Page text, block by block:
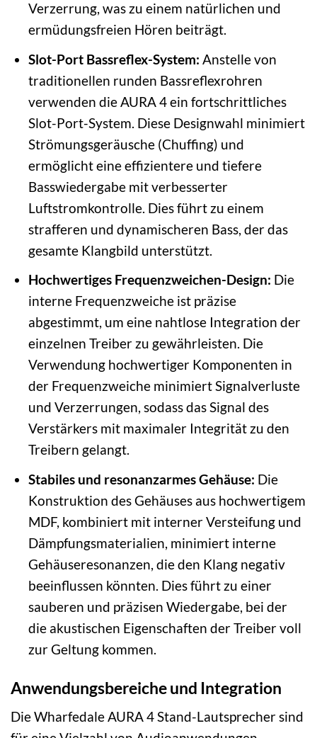
Verzerrung, was zu einem natürlichen und
ermüdungsfreien Hören beiträgt.
Slot-Port Bassreflex-System: Anstelle von
traditionellen runden Bassreflexrohren
verwenden die AURA 4 ein fortschrittliches
Slot-Port-System. Diese Designwahl minimiert
Strömungsgeräusche (Chuffing) und
ermöglicht eine effizientere und tiefere
Basswiedergabe mit verbesserter
Luftstromkontrolle. Dies führt zu einem
strafferen und dynamischeren Bass, der das
gesamte Klangbild unterstützt.
Hochwertiges Frequenzweichen-Design: Die
interne Frequenzweiche ist präzise
abgestimmt, um eine nahtlose Integration der
einzelnen Treiber zu gewährleisten. Die
Verwendung hochwertiger Komponenten in
der Frequenzweiche minimiert Signalverluste
und Verzerrungen, sodass das Signal des
Verstärkers mit maximaler Integrität zu den
Treibern gelangt.
Stabiles und resonanzarmes Gehäuse: Die
Konstruktion des Gehäuses aus hochwertigem
MDF, kombiniert mit interner Versteifung und
Dämpfungsmaterialien, minimiert interne
Gehäuseresonanzen, die den Klang negativ
beeinflussen könnten. Dies führt zu einer
sauberen und präzisen Wiedergabe, bei der
die akustischen Eigenschaften der Treiber voll
zur Geltung kommen.
Anwendungsbereiche und Integration
Die Wharfedale AURA 4 Stand-Lautsprecher sind